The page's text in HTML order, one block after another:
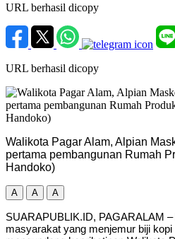
URL berhasil dicopy
URL berhasil dicopy
Walikota Pagar Alam, Alpian
pertama pembangunan Rumah
Handoko)
A A A
SUARAPUBLIK.ID, PAGARALAM
masyarakat yang menjemur biji kopi